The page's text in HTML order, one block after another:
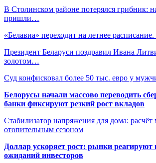
В Столинском районе потерялся грибник:
пришли…
«Белавиа» переходит на летнее
Президент Беларуси поздравил Ивана
золотом…
Суд конфисковал более 50 тыс. евро у
Белорусы начали массово переводить
банки фиксируют резкий рост вкладов
Стабилизатор напряжения для дома:
отопительным сезоном
Доллар ускоряет рост: рынки реагируют
ожиданий инвесторов